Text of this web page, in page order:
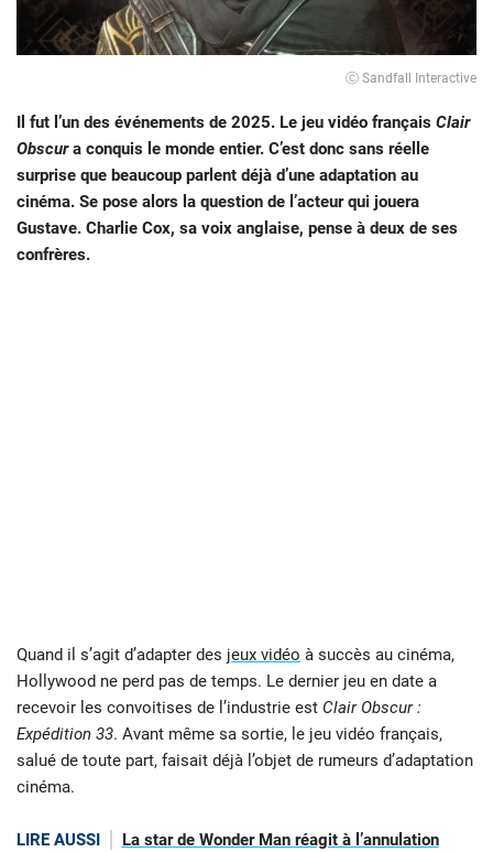
Ⓒ Sandfall Interactive
Il fut l’un des événements de 2025. Le jeu vidéo français Clair
Obscura conquis le monde entier. C’est donc sans réelle
surprise que beaucoup parlent déjà d’une adaptation au
cinéma. Se pose alors la question de l’acteur qui jouera
Gustave. Charlie Cox, sa voix anglaise, pense à deux de ses
confrères.
Quand il s’agit d’adapter des jeux vidéo à succès au cinéma,
Hollywood ne perd pas de temps. Le dernier jeu en date a
recevoir les convoitises de l’industrie est Clair Obscur :
Expédition 33. Avant même sa sortie, le jeu vidéo français,
salué de toute part, faisait déjà l’objet de rumeurs d’adaptation
cinéma.
LIRE AUSSI
La star de Wonder Man réagit à l’annulation